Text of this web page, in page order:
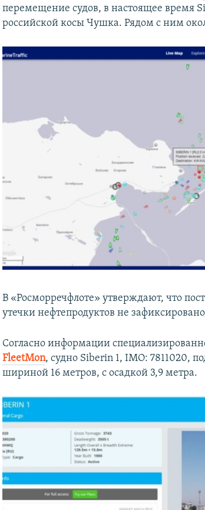
перемещение судов, в настоящее время
российской косы Чушка. Рядом с ним
В «Росморречфлоте» утверждают, что
утечки нефтепродуктов не
Согласно информации
FleetMon, судно Siberin 1, IMO: 7811020,
шириной 16 метров, с осадкой 3,9 метра.